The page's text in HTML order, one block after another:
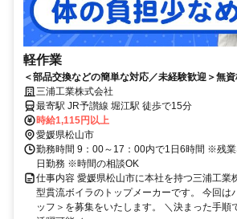
軽作業
＜部品交換などの簡単な対応／未経験歓迎＞無
17時定時で残業なし／交通費実費支給
三浦工業株式会社
最寄駅 JR予讃線 堀江駅 徒歩で15分
時給1,115円以上
愛媛県松山市
勤務時間 9：00～17：00内で1日6時間 ※残
日勤務 ※時間の相談OK
仕事内容 愛媛県松山市に本社を持つ三浦工業
型貫流ボイラのトップメーカーです。 今回は
ッフ＞を募集をいたします。 ＼決まった手順